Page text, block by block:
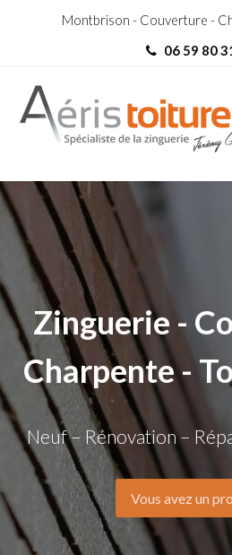
Montbrison - Couverture -
06 59 80
Zinguerie -
Charpente -
Neuf – Rénovation –
Vous avez un